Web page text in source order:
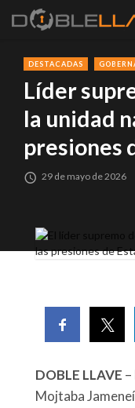
DESTACADAS
Líder
la unidad
presiones
29 de mayo de 2026
DOBLE LLAVE –
Mojtaba